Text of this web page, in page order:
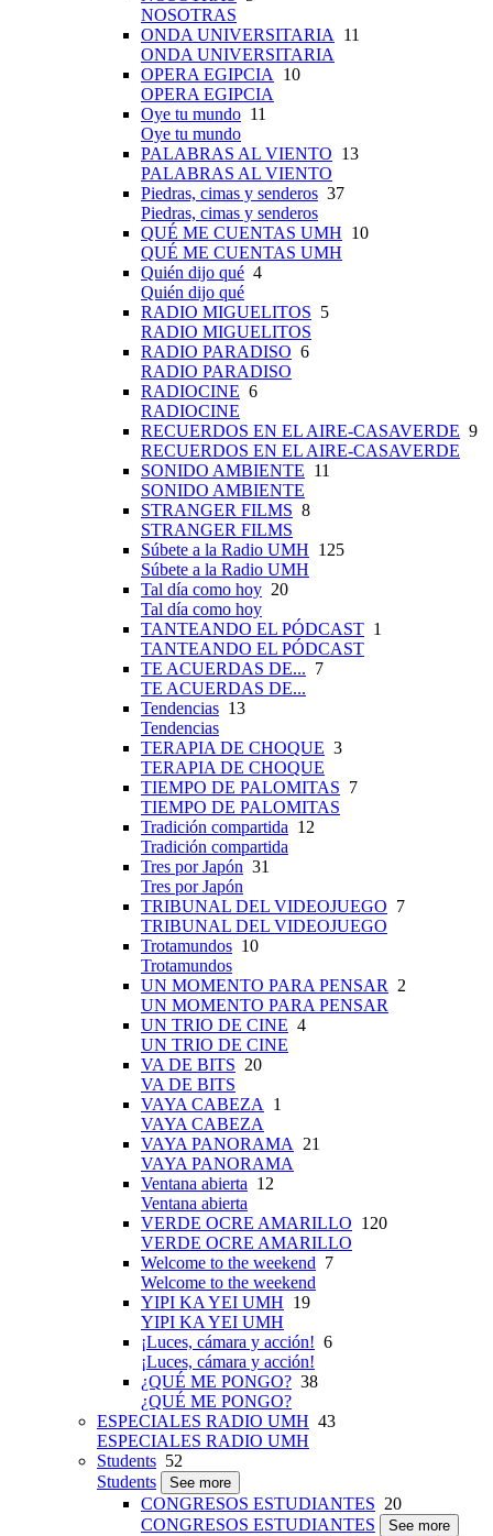
NOSOTRAS
ONDA UNIVERSITARIA
11
ONDA UNIVERSITARIA
OPERA EGIPCIA
10
OPERA EGIPCIA
Oye tu mundo 11
Oye tu mundo
PALABRAS AL VIENTO 13
PALABRAS AL VIENTO
Piedras, cimas y senderos 37
Piedras, cimas y senderos
QUÉ ME CUENTAS UMH 10
QUÉ ME CUENTAS UMH
Quién dijo qué 4
Quién dijo qué
RADIO MIGUELITOS 5
RADIO MIGUELITOS
RADIO PARADISO 6
RADIO PARADISO
RADIOCINE 6
RADIOCINE
RECUERDOS EN EL AIRE-CASAVERDE 9
RECUERDOS EN EL AIRE-CASAVERDE
SONIDO AMBIENTE 11
SONIDO AMBIENTE
STRANGER FILMS 8
STRANGER FILMS
Súbete a la Radio UMH 125
Súbete a la Radio UMH
Tal día como hoy 20
Tal día como hoy
TANTEANDO EL PÓDCAST 1
TANTEANDO EL PÓDCAST
TE ACUERDAS DE... 7
TE ACUERDAS DE...
Tendencias 13
Tendencias
TERAPIA DE CHOQUE 3
TERAPIA DE CHOQUE
TIEMPO DE PALOMITAS 7
TIEMPO DE PALOMITAS
Tradición compartida 12
Tradición compartida
Tres por Japón 31
Tres por Japón
TRIBUNAL DEL VIDEOJUEGO 7
TRIBUNAL DEL VIDEOJUEGO
Trotamundos 10
Trotamundos
UN MOMENTO PARA PENSAR
2
UN MOMENTO PARA PENSAR
UN TRIO DE CINE 4
UN TRIO DE CINE
VA DE BITS 20
VA DE BITS
VAYA CABEZA
1
VAYA CABEZA
VAYA PANORAMA
21
VAYA PANORAMA
Ventana abierta 12
Ventana abierta
VERDE OCRE AMARILLO 120
VERDE OCRE AMARILLO
Welcome to the weekend 7
Welcome to the weekend
YIPI KA YEI UMH 19
YIPI KA YEI UMH
¡Luces, cámara y acción! 6
¡Luces, cámara y acción!
¿QUÉ ME PONGO? 38
¿QUÉ ME PONGO?
ESPECIALES RADIO UMH 43
ESPECIALES RADIO UMH
Students 52
Students
See more
CONGRESOS ESTUDIANTES 20
CONGRESOS ESTUDIANTES
See more